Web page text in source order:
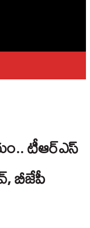
టీఆర్ఎస్
బీజేపీ